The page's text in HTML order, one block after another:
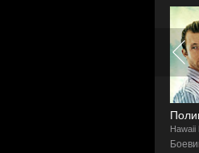
Hawaii